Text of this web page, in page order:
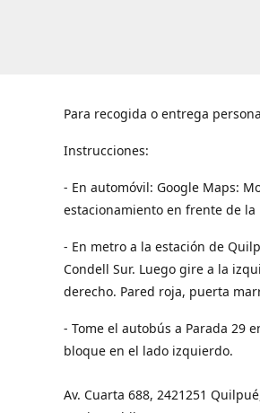
Para recogida o entrega
Instrucciones:
- En automóvil: Google Maps:
estacionamiento en frente de la
- En metro a la estación de
Condell Sur. Luego gire a la
derecho. Pared roja, puerta
- Tome el autobús a Parada 29
bloque en el lado izquierdo.
Av. Cuarta 688, 2421251